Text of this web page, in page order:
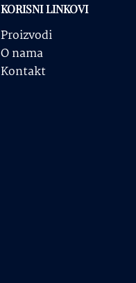
KORISNI LINKOVI
Proizvodi
O nama
Kontakt